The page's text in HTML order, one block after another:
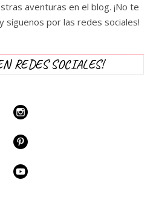
aventuras en el blog. ¡No te
síguenos por las redes sociales!
REDES SOCIALES!